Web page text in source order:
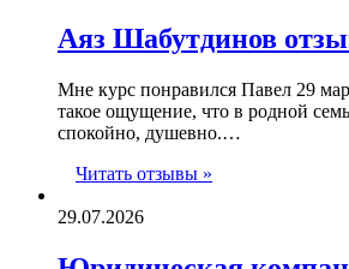
Аяз Шабутдинов
Мне курс понравился Павел 29
такое ощущение, что в родной
спокойно, душевно.…
Читать отзывы »
29.07.2026